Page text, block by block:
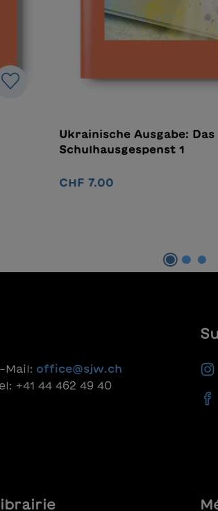
Ukrainische Ausgabe: Das
Schulhausgespenst 1
CHF 7.00
Mail: office@sjw.ch
+41 44 462 49 40